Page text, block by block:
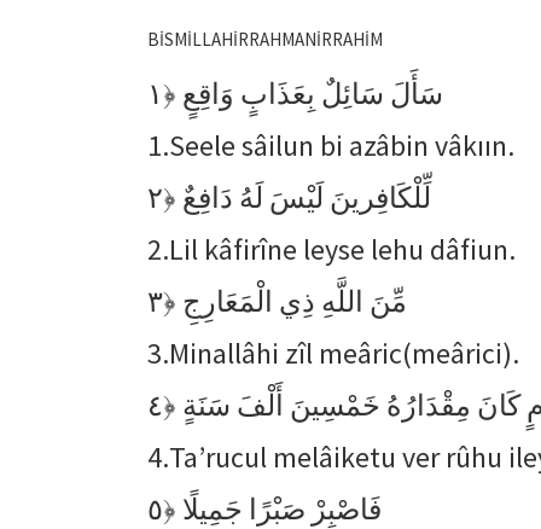
BİSMİLLAHİRRAHMANİRRAHİM
سَأَلَ سَائِلٌ بِعَذَابٍ وَاقِعٍ ﴿١
1.Seele sâilun bi azâbin vâkıın.
لِّلْكَافِرينَ لَيْسَ لَهُ دَافِعٌ ﴿٢
2.Lil kâfirîne leyse lehu dâfiun.
مِّنَ اللَّهِ ذِي الْمَعَارِجِ ﴿٣
3.Minallâhi zîl meâric(meârici).
كَانَ مِقْدَارُهُ خَمْسِينَ أَلْفَ سَنَةٍ ﴿٤
4.Ta’rucul melâiketu ver rûhu
فَاصْبِرْ صَبْرًا جَمِيلًا ﴿٥